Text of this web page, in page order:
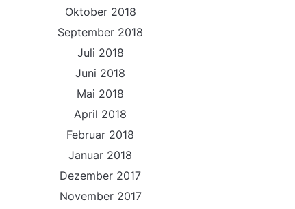
Oktober 2018
September 2018
Juli 2018
Juni 2018
Mai 2018
April 2018
Februar 2018
Januar 2018
Dezember 2017
November 2017